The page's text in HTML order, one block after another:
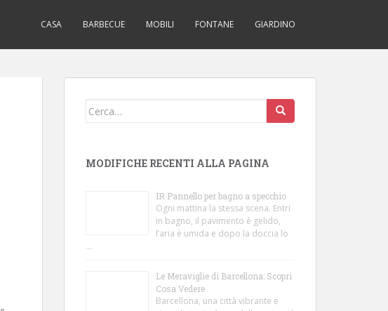
CASA BARBECUE MOBILI FONTANE GIARDINO
Cerca:
MODIFICHE RECENTI ALLA PAGINA
IR Pannello per bagno a specchio
Ogni mattina la stessa scena. Entri
in bagno, il pavimento è gelido,
l’aria è umida e dopo la doccia lo
…
Le Meraviglie di Barcellona: Scopri
Cosa Vedere
Barcellona, una città vibrante e